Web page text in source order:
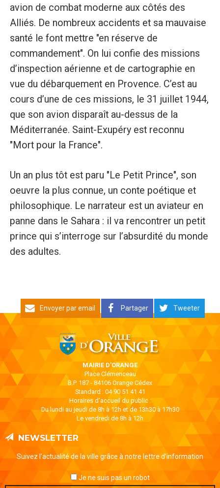
avion de combat moderne aux côtés des
Alliés. De nombreux accidents et sa mauvaise
santé le font mettre "en réserve de
commandement". On lui confie des missions
d’inspection aérienne et de cartographie en
vue du débarquement en Provence. C’est au
cours d’une de ces missions, le 31 juillet 1944,
que son avion disparaît au-dessus de la
Méditerranée. Saint-Exupéry est reconnu
"Mort pour la France".
Un an plus tôt est paru "Le Petit Prince", son
oeuvre la plus connue, un conte poétique et
philosophique. Le narrateur est un aviateur en
panne dans le Sahara : il va rencontrer un petit
prince qui s’interroge sur l’absurdité du monde
des adultes.
Envoyer par email Partager Tweeter
MAIRIE D'ORANGE
Place Clémenceau
B.P. 187 - 84106 Orange Cédex
Standard : 04 90 51 41 41
Horaires d'accueil du public :
Du lundi au jeudi de 8h à 12h et de 13h30 à 17h30
Le vendredi de 8h à 12h
NEWSLETTER
Suivez l’actualité de la ville grâce à notre lettre d’information
Je ne suis pas un robot